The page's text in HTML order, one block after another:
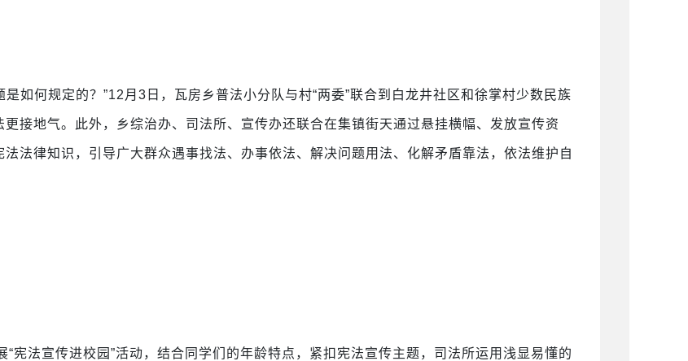
如何规定的？”12月3日，瓦房乡普法小分队与村“两委”联合到白龙井社区和徐掌村少数民族
接地气。 此外， 乡综治办、司法所、宣传办还联合在集镇街天通过悬挂横幅、发放宣传资
法律知识，引导广大群众遇事找法、办事依法、解决问题用法、化解矛盾靠法，依法维护自
法宣传进校园”活动，结合同学们的年龄特点，紧扣宪法宣传主题，司法所运用浅显易懂的